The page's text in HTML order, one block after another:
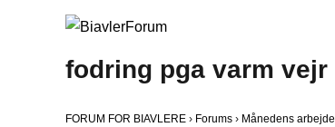
fodring pga varm vejr
FORUM FOR BIAVLERE › Forums › Månedens arbejde